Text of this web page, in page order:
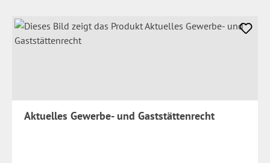
Aktuelles Gewerbe- und Gaststättenrecht